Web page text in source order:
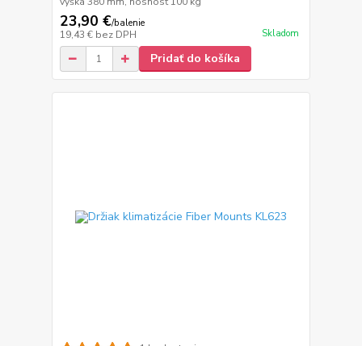
23,90 €/balenie
19,43 € bez DPH Skladom
Pridať do košíka